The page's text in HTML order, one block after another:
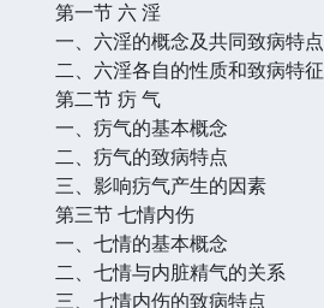
第一节 六 淫
一、六淫的概念及共同致病特点
二、六淫各自的性质和致病特征
第二节 疠 气
一、疠气的基本概念
二、疠气的致病特点
三、影响疠气产生的因素
第三节 七情内伤
一、七情的基本概念
二、七情与内脏精气的关系
三、七情内伤的致病特点